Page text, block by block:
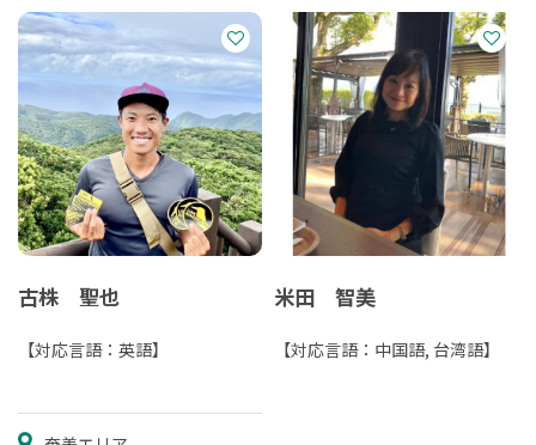
古株 聖也
【対応言語：英語】
米田 智美
【対応言語：中国語, 台湾語】